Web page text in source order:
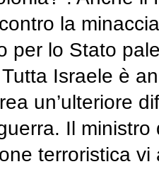
la
per lo Stato
Israele è
un’ulteriore
Il
terroristica